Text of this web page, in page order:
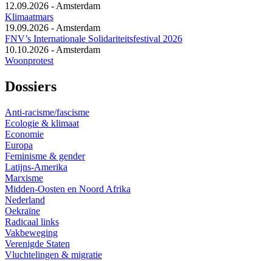
12.09.2026 -Amsterdam
Klimaatmars
19.09.2026 -Amsterdam
FNV’s Internationale Solidariteitsfestival 2026
10.10.2026 -Amsterdam
Woonprotest
Dossiers
Anti-racisme/fascisme
Ecologie & klimaat
Economie
Europa
Feminisme & gender
Latijns-Amerika
Marxisme
Midden-Oosten en Noord Afrika
Nederland
Oekraïne
Radicaal links
Vakbeweging
Verenigde Staten
Vluchtelingen & migratie